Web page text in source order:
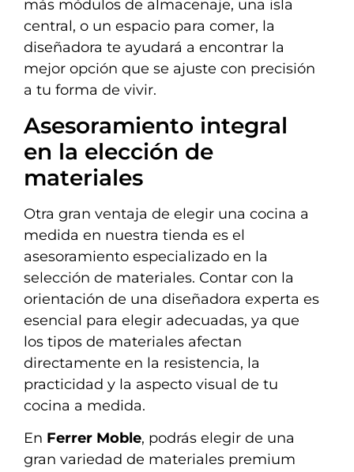
más módulos de almacenaje, una isla
central, o un espacio para comer, la
diseñadora te ayudará a encontrar la
mejor opción que se ajuste con precisión
a tu forma de vivir.
Asesoramiento integral
en la elección de
materiales
Otra gran ventaja de elegir una cocina a
medida en nuestra tienda es el
asesoramiento especializado en la
selección de materiales. Contar con la
orientación de una diseñadora experta es
esencial para elegir adecuadas, ya que
los tipos de materiales afectan
directamente en la resistencia, la
practicidad y la aspecto visual de tu
cocina a medida.
En Ferrer Moble, podrás elegir de una
gran variedad de materiales premium